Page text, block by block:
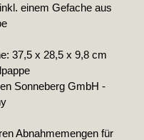
einem Gefache aus
37,5 x 28,5 x 9,8 cm
Sonneberg GmbH -
Abnahmemengen für